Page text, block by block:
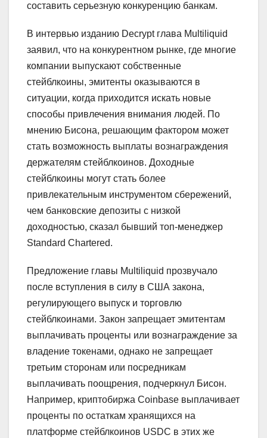
составить серьезную конкуренцию банкам.
В интервью изданию Decrypt глава Multiliquid
заявил, что на конкурентном рынке, где многие
компании выпускают собственные
стейблкоины, эмитенты оказываются в
ситуации, когда приходится искать новые
способы привлечения внимания людей. По
мнению Бисона, решающим фактором может
стать возможность выплаты вознаграждения
держателям стейблкоинов. Доходные
стейблкоины могут стать более
привлекательным инструментом сбережений,
чем банковские депозиты с низкой
доходностью, сказал бывший топ-менеджер
Standard Chartered.
Предложение главы Multiliquid прозвучало
после вступления в силу в США закона,
регулирующего выпуск и торговлю
стейблкоинами. Закон запрещает эмитентам
выплачивать проценты или вознаграждение за
владение токенами, однако не запрещает
третьим сторонам или посредникам
выплачивать поощрения, подчеркнул Бисон.
Например, криптобиржа Coinbase выплачивает
проценты по остаткам хранящихся на
платформе стейблкоинов USDC в этих же